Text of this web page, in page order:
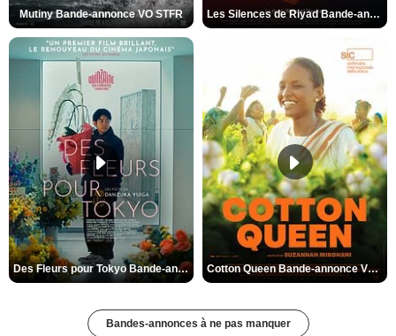
Mutiny Bande-annonce VO STFR Les Silences de Riyad Bande-annonce VO STFR
Des Fleurs pour Tokyo Bande-annonce VO STFR Cotton Queen Bande-annonce VO STFR
Bandes-annonces à ne pas manquer